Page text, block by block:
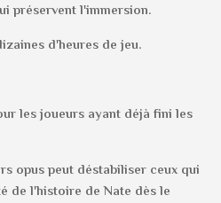
préservent l'immersion.
d'heures de jeu.
les joueurs ayant déjà fini les
opus peut déstabiliser ceux qui
de l'histoire de Nate dès le